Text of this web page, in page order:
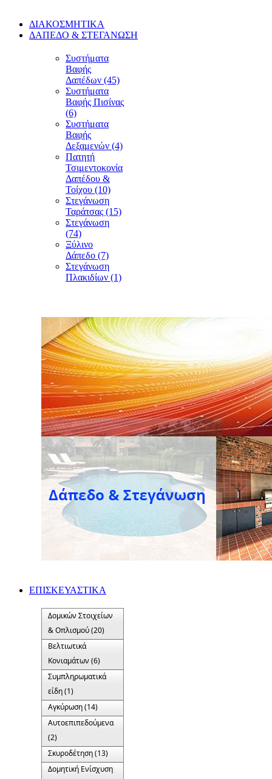
ΔΙΑΚΟΣΜΗΤΙΚΑ
ΔΑΠΕΔΟ & ΣΤΕΓΑΝΩΣΗ
Συστήματα
Βαφής
Δαπέδων (45)
Συστήματα
Βαφής Πισίνας
(6)
Συστήματα
Βαφής
Δεξαμενών (4)
Πατητή
Τσιμεντοκονία
Δαπέδου &
Τοίχου (10)
Στεγάνωση
Ταράτσας (15)
Στεγάνωση
(74)
Ξύλινο
Δάπεδο (7)
Στεγάνωση
Πλακιδίων (1)
ΕΠΙΣΚΕΥΑΣΤΙΚΑ
Δομικών Στοιχείων
& Οπλισμού (20)
Βελτιωτικά
Κονιαμάτων (6)
Συμπληρωματικά
είδη (1)
Αγκύρωση (14)
Αυτοεπιπεδούμενα
(2)
Σκυροδέτηση (13)
Δομητική Ενίσχυση